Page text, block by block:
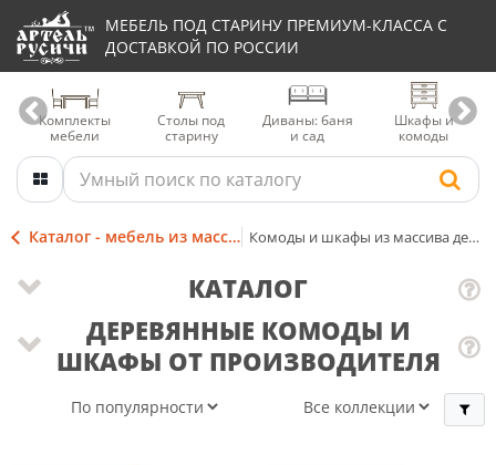
МЕБЕЛЬ ПОД СТАРИНУ ПРЕМИУМ-КЛАССА С
ДОСТАВКОЙ ПО РОССИИ
Комплекты
мебели
Столы под
старину
Диваны: баня
и сад
Шкафы и
комоды
Каталог - мебель из массива Комоды и шкафы из массива дерева
ДЕРЕВЯННЫЕ КОМОДЫ И
ШКАФЫ ОТ ПРОИЗВОДИТЕЛЯ
КАТАЛОГ